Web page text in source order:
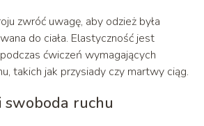
zwróć uwagę, aby odzież była
do ciała. Elastyczność jest
ćwiczeń wymagających
takich jak przysiady czy martwy ciąg.
swoboda ruchu